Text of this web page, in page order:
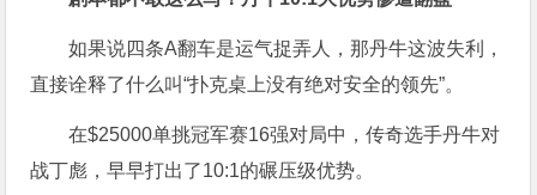
如果说四条A翻车是运气捉弄人，那丹牛这波失利，
直接诠释了什么叫“扑克桌上没有绝对安全的领先”。
在$25000单挑冠军赛16强对局中，传奇选手丹牛对
战丁彪，早早打出了10:1的碾压级优势。